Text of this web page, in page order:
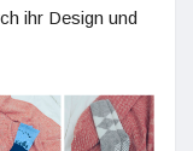
ihr Design und